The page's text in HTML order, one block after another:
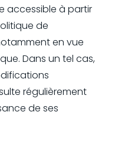
accessible à partir
de
en vue
Dans un tel cas,
régulièrement
de ses